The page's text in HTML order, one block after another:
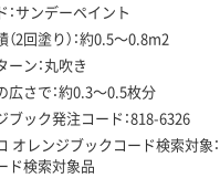
：サンデーペイント
2回塗り）：約0.5～0.8m2
ーン：丸吹き
広さで：約0.3～0.5枚分
ブック発注コード：818-6326
オレンジブックコード検索対象
ド検索対象品